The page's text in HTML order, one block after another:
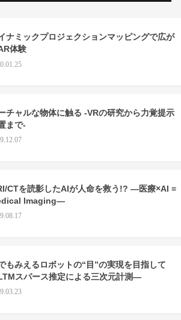
ナミックプロジェクションマッピングで広が
体験
チャルな物体に触る -VRの研究から力覚提示
まで-
CTを読影したAIが人命を救う!? —医療×AI =
Imaging—
もみえるロボットの“目”の実現を目指して
スパース推定による三次元計測―